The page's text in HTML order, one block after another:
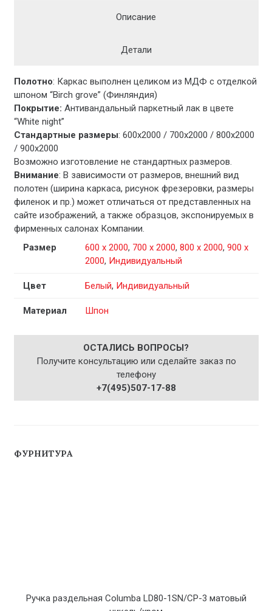
Описание
Детали
Полотно: Каркас выполнен целиком из МДФ с отделкой
шпоном “Birch grove” (Финляндия)
Покрытие: Антивандальный паркетный лак в цвете
“White night”
Стандартные размеры: 600х2000 / 700х2000 / 800х2000
/ 900х2000
Возможно изготовление не стандартных размеров.
Внимание: В зависимости от размеров, внешний вид
полотен (ширина каркаса, рисунок фрезеровки, размеры
филенок и пр.) может отличаться от представленных на
сайте изображений, а также образцов, экспонируемых в
фирменных салонах Компании.
Размер
600 x 2000, 700 x 2000, 800 x 2000, 900 x
2000, Индивидуальный
Цвет Белый, Индивидуальный
Материал Шпон
ОСТАЛИСЬ ВОПРОСЫ?
Получите консультацию или сделайте заказ по
телефону
+7(495)507-17-88
ФУРНИТУРА
Ручка раздельная Columba LD80-1SN/CP-3 матовый